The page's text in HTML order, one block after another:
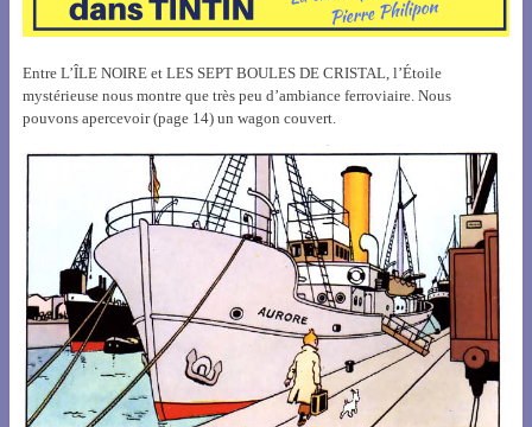
Entre L’ÎLE NOIRE et LES SEPT BOULES DE CRISTAL, l’Étoile
mystérieuse nous montre que très peu d’ambiance ferroviaire. Nous
pouvons apercevoir (page 14) un wagon couvert.